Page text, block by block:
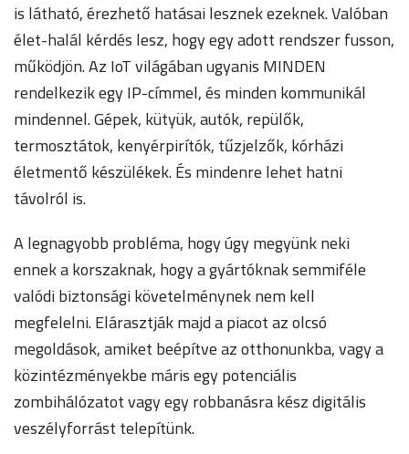
is látható, érezhető hatásai lesznek ezeknek. Valóban
élet-halál kérdés lesz, hogy egy adott rendszer fusson,
működjön. Az IoT világában ugyanis MINDEN
rendelkezik egy IP-címmel, és minden kommunikál
mindennel. Gépek, kütyük, autók, repülők,
termosztátok, kenyérpirítók, tűzjelzők, kórházi
életmentő készülékek. És mindenre lehet hatni
távolról is.
A legnagyobb probléma, hogy úgy megyünk neki
ennek a korszaknak, hogy a gyártóknak semmiféle
valódi biztonsági követelménynek nem kell
megfelelni. Elárasztják majd a piacot az olcsó
megoldások, amiket beépítve az otthonunkba, vagy a
közintézményekbe máris egy potenciális
zombihálózatot vagy egy robbanásra kész digitális
veszélyforrást telepítünk.